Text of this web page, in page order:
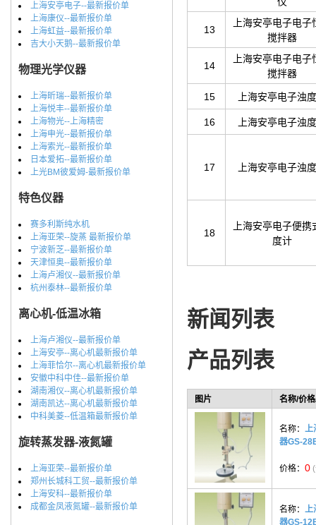
上海安亭电子--最新报价单
上海康仪--最新报价单
上海虹益--最新报价单
吉大小天鹅--最新报价单
物理光学仪器
上海昕瑞--最新报价单
上海悦丰--最新报价单
上海物光--上海精密
上海申光--最新报价单
上海索光--最新报价单
日本爱拓--最新报价单
上光BM彼爱姆-最新报价单
特色仪器
赛多利斯纯水机
上海亚荣--旋蒸 最新报价单
宁波新芝--最新报价单
天津恒奥--最新报价单
上海卢湘仪--最新报价单
杭州泰林--最新报价单
离心机-低温冰箱
上海卢湘仪--最新报价单
上海安亭--离心机最新报价单
上海菲恰尔--离心机最新报价单
安徽中科中佳--最新报价单
湖南湘仪--离心机最新报价单
湖南凯达--离心机最新报价单
中科美菱--低温箱最新报价单
旋转蒸发器-液氮罐
上海亚荣--最新报价单
郑州长城科工贸--最新报价单
上海安科--最新报价单
成都金凤液氮罐--最新报价单
13
上海安亭电子电子
搅拌器
14
上海安亭电子电子
搅拌器
15 上海安亭电子浊
16 上海安亭电子浊
17 上海安亭电子浊
18
上海安亭电子便携
度计
新闻列表
产品列表
图片 名称/价
名称： 上
器GS-
价格： 0
名称： 上
器GS-